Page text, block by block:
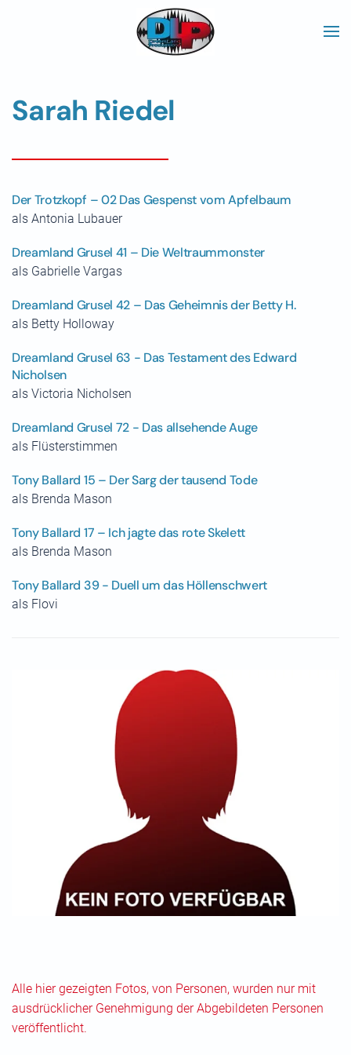
Skip to main content
Sarah Riedel
Der Trotzkopf – 02 Das Gespenst vom Apfelbaum
als Antonia Lubauer
Dreamland Grusel 41 – Die Weltraummonster
als Gabrielle Vargas
Dreamland Grusel 42 – Das Geheimnis der Betty H.
als Betty Holloway
Dreamland Grusel 63 - Das Testament des Edward
Nicholsen
als Victoria Nicholsen
Dreamland Grusel 72 - Das allsehende Auge
als Flüsterstimmen
Tony Ballard 15 – Der Sarg der tausend Tode
als Brenda Mason
Tony Ballard 17 – Ich jagte das rote Skelett
als Brenda Mason
Tony Ballard 39 - Duell um das Höllenschwert
als Flovi
Alle hier gezeigten Fotos, von Personen, wurden nur mit
ausdrücklicher Genehmigung der Abgebildeten Personen
veröffentlicht.